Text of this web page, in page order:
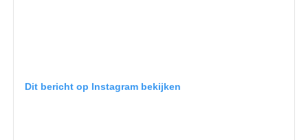
Dit bericht op Instagram bekijken